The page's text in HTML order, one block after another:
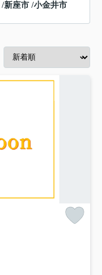
/新座市 /小金井市